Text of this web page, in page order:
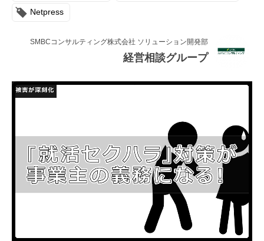
利用規約
プライバシーポリシー
本サイトのご利用にあたって
Netpress
SMBCコンサルティング株式会社 ソリューション開発部
経営相談グループ